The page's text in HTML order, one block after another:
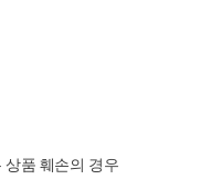
상품 훼손의 경우